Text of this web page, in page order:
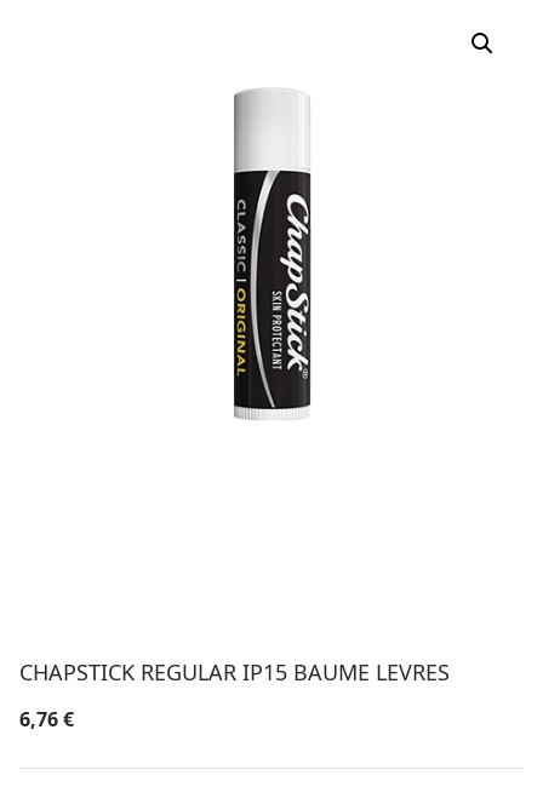
CHAPSTICK REGULAR IP15 BAUME LEVRES
6,76€